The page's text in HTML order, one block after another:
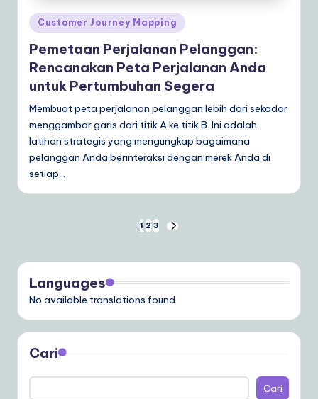
Posted
in
Customer Journey Mapping
Pemetaan Perjalanan Pelanggan:
Rencanakan Peta Perjalanan Anda
untuk Pertumbuhan Segera
Membuat peta perjalanan pelanggan lebih dari sekadar
menggambar garis dari titik A ke titik B. Ini adalah
latihan strategis yang mengungkap bagaimana
pelanggan Anda berinteraksi dengan merek Anda di
setiap…
pos
1 2 3
NEXT
Languages
No available translations found
Cari
Cari